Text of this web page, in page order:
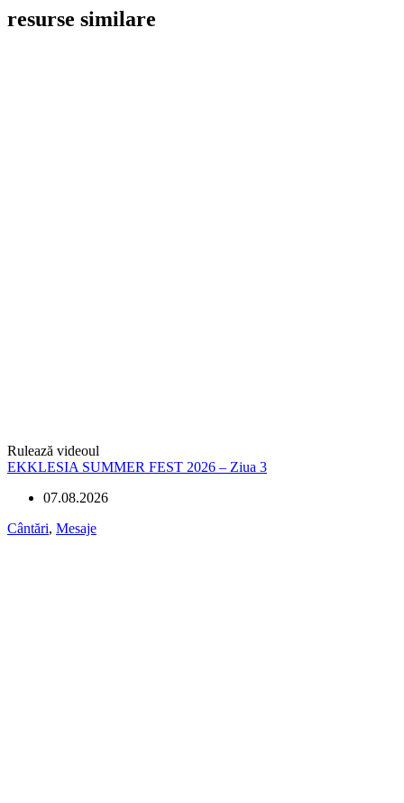
resurse similare
Rulează videoul
EKKLESIA SUMMER FEST 2026 – Ziua 3
07.08.2026
Cântări, Mesaje